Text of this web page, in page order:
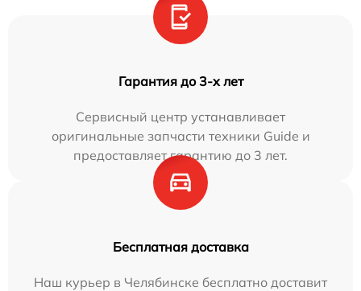
Гарантия до 3-х лет
Сервисный центр устанавливает
оригинальные запчасти техники Guide и
предоставляет гарантию до 3 лет.
Бесплатная доставка
Наш курьер в Челябинске бесплатно доставит